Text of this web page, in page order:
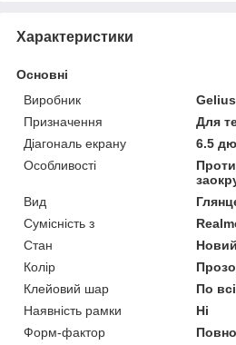
Характеристики
Основні
Виробник
Gelius
Призначення
Для
Діагональ екрану
6.5
Особливості
Вид
Сумісність з
Стан
Новий
Колір
Клейовий шар
По
Наявність рамки
Ні
Форм-фактор